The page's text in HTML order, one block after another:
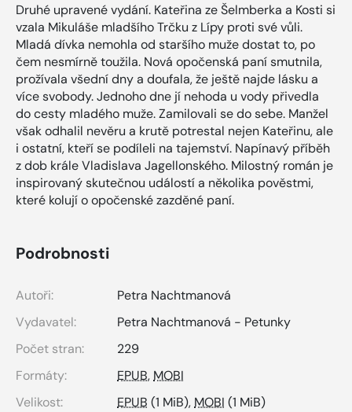
Druhé upravené vydání. Kateřina ze Šelmberka a Kosti si
vzala Mikuláše mladšího Trčku z Lípy proti své vůli.
Mladá dívka nemohla od staršího muže dostat to, po
čem nesmírně toužila. Nová opočenská paní smutnila,
prožívala všední dny a doufala, že ještě najde lásku a
více svobody. Jednoho dne jí nehoda u vody přivedla
do cesty mladého muže. Zamilovali se do sebe. Manžel
však odhalil nevěru a krutě potrestal nejen Kateřinu, ale
i ostatní, kteří se podíleli na tajemství. Napínavý příběh
z dob krále Vladislava Jagellonského. Milostný román je
inspirovaný skutečnou událostí a několika pověstmi,
které kolují o opočenské zazděné paní.
Podrobnosti
Autoři:
Petra Nachtmanová
Vydavatel:
Petra Nachtmanová - Petunky
Počet stran:
229
Formáty:
EPUB, MOBI
Velikost:
EPUB (1 MiB), MOBI (1 MiB)